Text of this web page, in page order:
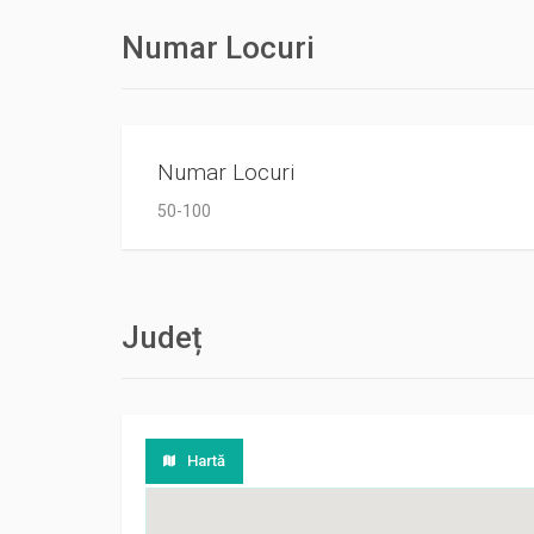
Numar Locuri
Numar Locuri
50-100
Județ
Hartă